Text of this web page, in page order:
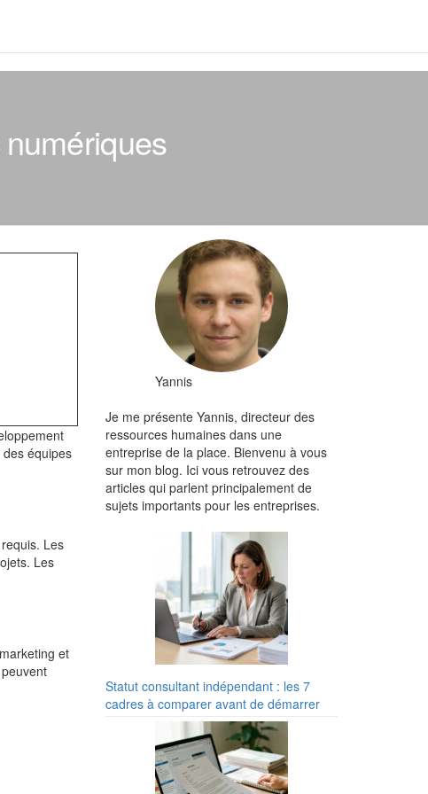
équipes
Les
Les
et
Yannis
Je me présente Yannis, directeur des
ressources humaines dans une
entreprise de la place. Bienvenu à vous
sur mon blog. Ici vous retrouvez des
articles qui parlent principalement de
sujets importants pour les entreprises.
Statut consultant indépendant : les 7
cadres à comparer avant de démarrer